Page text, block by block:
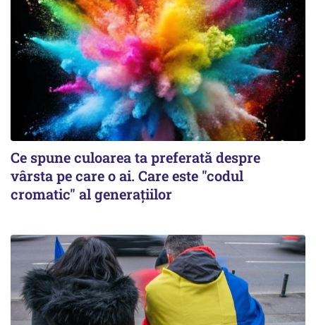
Ce spune culoarea ta preferată despre
vârsta pe care o ai. Care este "codul
cromatic" al generațiilor